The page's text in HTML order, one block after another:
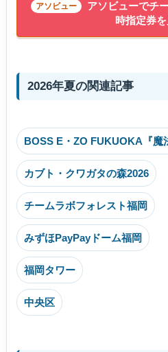
アソビューでチ
時指定券
2026年夏の関連記事
BOSS E・ZO FUKUOKA『魔
カブト・クワガタの森2026
チームラボフォレスト福岡
みずほPayPayドーム福岡
福岡タワー
中央区